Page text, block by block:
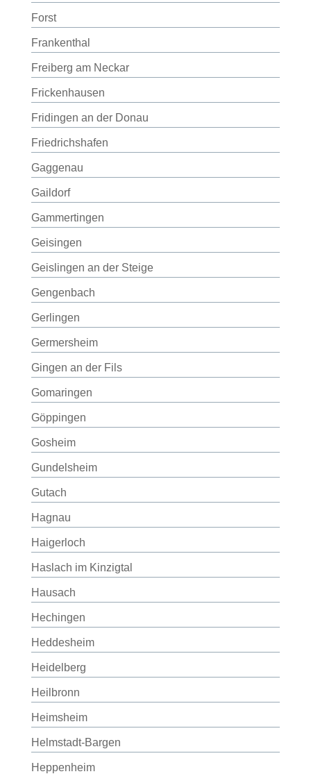
Forst
Frankenthal
Freiberg am Neckar
Frickenhausen
Fridingen an der Donau
Friedrichshafen
Gaggenau
Gaildorf
Gammertingen
Geisingen
Geislingen an der Steige
Gengenbach
Gerlingen
Germersheim
Gingen an der Fils
Gomaringen
Göppingen
Gosheim
Gundelsheim
Gutach
Hagnau
Haigerloch
Haslach im Kinzigtal
Hausach
Hechingen
Heddesheim
Heidelberg
Heilbronn
Heimsheim
Helmstadt-Bargen
Heppenheim